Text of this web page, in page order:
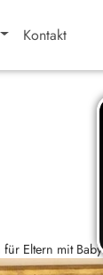
Kontakt
Eltern mit